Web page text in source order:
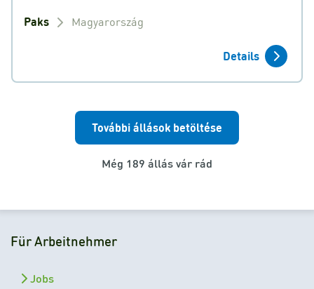
Paks Magyarország
Details
További állások betöltése
Még 189 állás vár rád
Für Arbeitnehmer
Jobs